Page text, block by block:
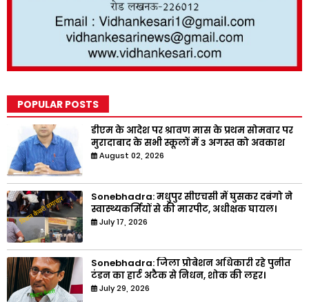
POPULAR POSTS
डीएम के आदेश पर श्रावण मास के प्रथम सोमवार पर
मुरादाबाद के सभी स्कूलों में 3 अगस्त को अवकाश
August 02, 2026
Sonebhadra: मधुपुर सीएचसी में घुसकर दबंगो ने
स्वास्थ्यकर्मियों से की मारपीट, अधीक्षक घायल।
July 17, 2026
Sonebhadra: जिला प्रोबेशन अधिकारी रहे पुनीत
टंडन का हार्ट अटैक से निधन, शोक की लहर।
July 29, 2026